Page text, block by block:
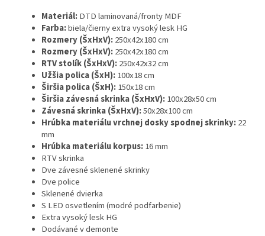
Materiál:DTD laminovaná/fronty MDF
Farba:biela/čierny extra vysoký lesk HG
Rozmery (ŠxHxV):250x42x180 cm
Rozmery (ŠxHxV):250x42x180 cm
RTV stolík (ŠxHxV):250x42x32 cm
Užšia polica (ŠxH):100x18 cm
Širšia polica (ŠxH):150x18 cm
Širšia závesná skrinka (ŠxHxV):100x28x50 cm
Závesná skrinka (ŠxHxV):50x28x100 cm
Hrúbka materiálu vrchnej dosky spodnej skrinky:22
mm
Hrúbka materiálu korpus:16 mm
RTV skrinka
Dve závesné sklenené skrinky
Dve police
Sklenené dvierka
S LED osvetlením (modré podfarbenie)
Extra vysoký lesk HG
Dodávané v demonte